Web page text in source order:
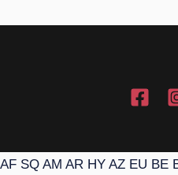
AF SQ AM AR HY AZ EU BE